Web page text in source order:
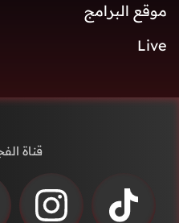
موقع البرامج
Live
قناة